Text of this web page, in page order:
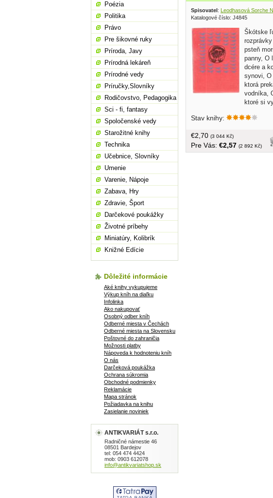
Spisovatel: Leodhasová Sorche
Katalogové číslo: J4845
Škótske
psteň
panny, O
dcére a
synovi, O
ktorá
vodníka,
ktoré si
márnomyseľná matka,
žene, ktorá prekabátila víly,
tvrdá väzba, bez obalu,
pre čitateľov od 9 rokov, 140
Stav knihy:
€2,70 (3 044 Kč)
Pre Vás: €2,57 (2 892 Kč)
Poézia
Politika
Právo
Pre šikovné ruky
Príroda, Javy
Prírodná lekáreň
Prírodné vedy
Príručky,Slovníky
Rodičovstvo, Pedagogika
Sci - fi, fantasy
Spoločenské vedy
Starožitné knihy
Technika
Učebnice, Slovníky
Umenie
Varenie, Nápoje
Zabava, Hry
Zdravie, Šport
Darčekové poukážky
Životné príbehy
Miniatúry, Kolibrík
Knižné Edície
Dôležité informácie
Aké knihy vykupujeme
Výkup kníh na diaľku
Infolinka
Ako nakupovať
Osobný odber kníh
Odberné miesta v Čechách
Odberné miesta na Slovensku
Poštovné do zahraničia
Možnosti platby
Nápoveda k hodnoteniu kníh
O nás
Darčeková poukážka
Ochrana súkromia
Obchodné podmienky
Reklamácie
Mapa stránok
Požiadavka na knihu
Zasielanie noviniek
ANTIKVARIÁT s.r.o.
Radničné námestie 46
08501 Bardejov
tel: 054 474 4424
mob: 0903 612078
info@antikvariatshop.sk